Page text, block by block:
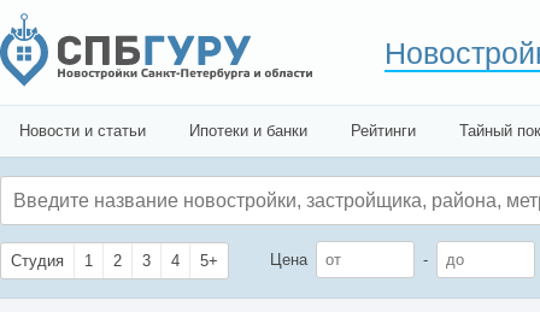
Новости и статьи Ипотеки и банки Рейтинги Тайный
Студия 1 2 3 4 5+ Цена -